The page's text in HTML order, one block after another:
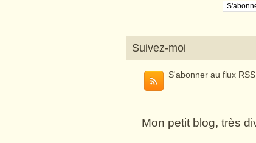
Suivez-moi
S'abonner au flux RSS
Mon petit blog, très